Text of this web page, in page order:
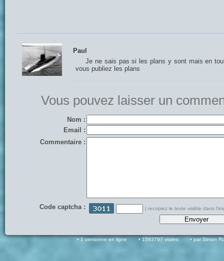
Paul
Je ne sais pas si les plans y sont mais en
vous publiez les plans
Vous pouvez laisser un
Nom :
Email :
Commentaire :
Code captcha : | recopiez le texte visible dans
1 personne en ligne 1593797 visites par Simon